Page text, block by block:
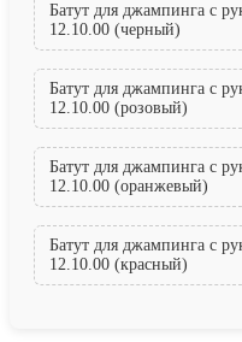
Батут для джампинга с
12.10.00 (черный)
Батут для джампинга с
12.10.00 (розовый)
Батут для джампинга с
12.10.00 (оранжевый)
Батут для джампинга с
12.10.00 (красный)